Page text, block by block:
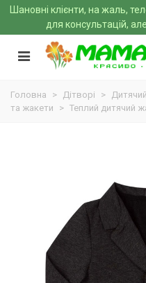
Шановні клієнти, на жаль,
для консультацій,
Головна > Дітворі >
та жакети
> Теплий дитячий